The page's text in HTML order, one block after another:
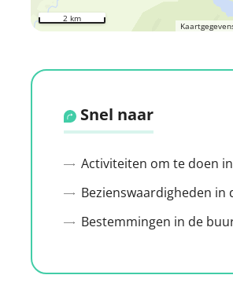
2 km
Snel naar
Activiteiten om te doen
Bezienswaardigheden in
Bestemmingen in de